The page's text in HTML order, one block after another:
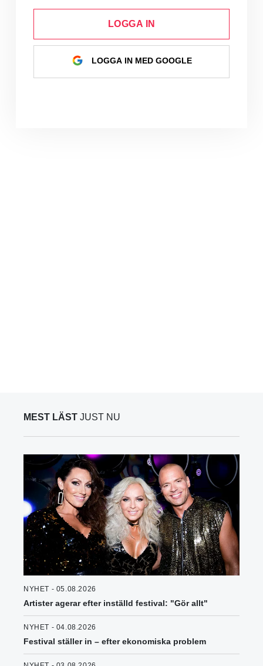
LOGGA IN
LOGGA IN MED GOOGLE
MEST LÄST JUST NU
NYHET - 05.08.2026
Artister agerar efter inställd festival: "Gör allt"
NYHET - 04.08.2026
Festival ställer in – efter ekonomiska problem